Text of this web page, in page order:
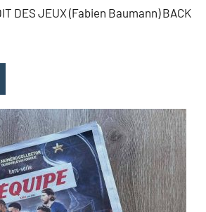
DES JEUX (Fabien Baumann) BACK